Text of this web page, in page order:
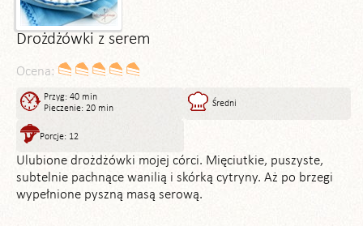
Drożdżówki z serem
Ocena:
Przyg: 40 min
Pieczenie: 20 min
Średni
Porcje: 12
Ulubione drożdżówki mojej córci. Mięciutkie, puszyste,
subtelnie pachnące wanilią i skórką cytryny. Aż po brzegi
wypełnione pyszną masą serową.